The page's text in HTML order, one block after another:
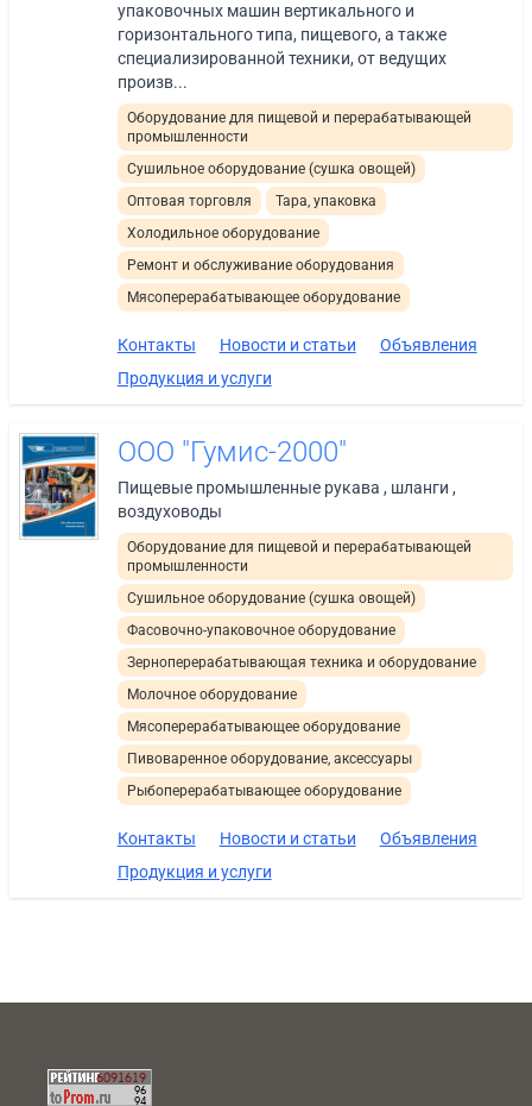
упаковочных машин вертикального и
горизонтального типа, пищевого, а также
специализированной техники, от ведущих
произв...
Оборудование для пищевой и перерабатывающей
промышленности
Сушильное оборудование (сушка овощей)
Оптовая торговля
Тара, упаковка
Холодильное оборудование
Ремонт и обслуживание оборудования
Мясоперерабатывающее оборудование
Контакты Новости и статьи
Объявления
Продукция и услуги
ООО "Гумис-2000"
Пищевые промышленные рукава , шланги ,
воздуховоды
Оборудование для пищевой и перерабатывающей
промышленности
Сушильное оборудование (сушка овощей)
Фасовочно-упаковочное оборудование
Зерноперерабатывающая техника и оборудование
Молочное оборудование
Мясоперерабатывающее оборудование
Пивоваренное оборудование, аксессуары
Рыбоперерабатывающее оборудование
Контакты Новости и статьи
Объявления
Продукция и услуги